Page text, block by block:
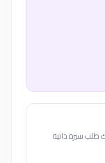
طلب سيرة ذاتية